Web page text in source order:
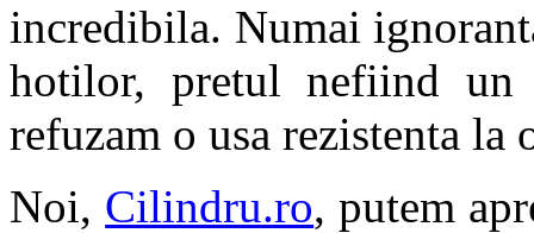
incredibila. Numai
hotilor, pretul nefiind un
refuzam o usa rezistenta la
Noi, Cilindru.ro, putem